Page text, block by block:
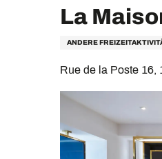
La
ANDERE
Rue de la Poste 16,